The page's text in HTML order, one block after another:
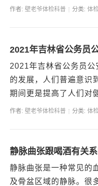
率，在2021年，武乡
作者: 壁老爷体检科普 分类: 体
2021年吉林省公务员
2021年吉林省公务员
的发展，人们普遍意识
期间更是提高了人们对
公务员公安系统体检备
作者: 壁老爷体检科普 分类: 体
静脉曲张跟喝酒有关
静脉曲张是一种常见的
及骨盆区域的静脉。很